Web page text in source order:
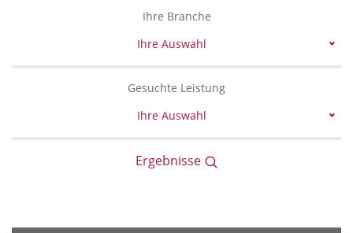
Ihre Branche
Ihre Auswahl
Gesuchte Leistung
Ihre Auswahl
Ergebnisse